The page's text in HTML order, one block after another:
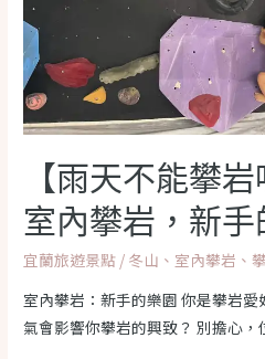
蘭
冬
山
武
淵
同
源：
親
子
溜
【雨天不能攀
室內攀岩，新手
宜蘭旅遊景點 / 冬山 、 室內攀岩 、
室內攀岩：新手的樂園 你是攀岩
氣會影響你攀岩的興致？ 別擔心